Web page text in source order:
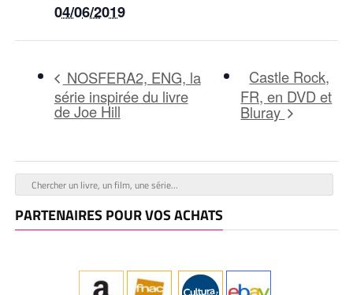
04/06/2019
NOSFERA2, ENG, la
série inspirée du livre
de Joe Hill
Castle Rock,
FR, en DVD et
Bluray
PARTENAIRES POUR VOS ACHATS